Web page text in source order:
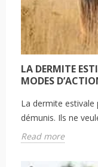
LA DERMITE
MODES
La dermite
démunis. Ils ne
Read more